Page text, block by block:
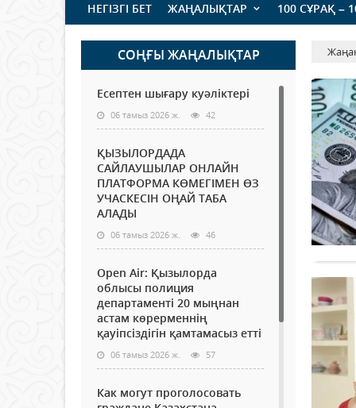
НЕГІЗГІ БЕТ ЖАҢАЛЫҚТАР 100 СҰРАҚ –
СОҢҒЫ ЖАҢАЛЫҚТАР
Есептен шығару куәліктері
06 тамыз 2026 ж. 42
ҚЫЗЫЛОРДАДА
САЙЛАУШЫЛАР ОНЛАЙН
ПЛАТФОРМА КӨМЕГІМЕН ӨЗ
УЧАСКЕСІН ОҢАЙ ТАБА
АЛАДЫ
06 тамыз 2026 ж. 46
Open Air: Қызылорда
облысы полиция
департаменті 20 мыңнан
астам көрерменнің
қауіпсіздігін қамтамасыз етті
06 тамыз 2026 ж. 57
Как могут проголосовать